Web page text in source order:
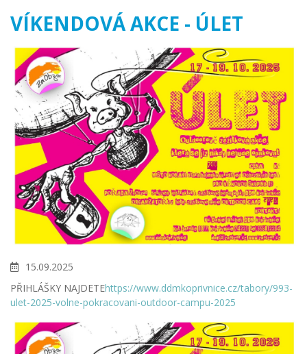
VÍKENDOVÁ AKCE - ÚLET
15.09.2025
PŘIHLÁŠKY NAJDETEhttps://www.ddmkoprivnice.cz/tabory/993-
ulet-2025-volne-pokracovani-outdoor-campu-2025